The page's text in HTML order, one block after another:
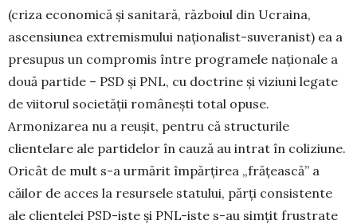
(criza economică și sanitară, războiul din Ucraina,
ascensiunea extremismului naționalist-suveranist) ea a
presupus un compromis între programele naționale a
două partide – PSD și PNL, cu doctrine și viziuni legate
de viitorul societății românești total opuse.
Armonizarea nu a reușit, pentru că structurile
clientelare ale partidelor în cauză au intrat în coliziune.
Oricât de mult s-a urmărit împărțirea „frățească” a
căilor de acces la resursele statului, părți consistente
ale clientelei PSD-iste și PNL-iste s-au simțit frustrate